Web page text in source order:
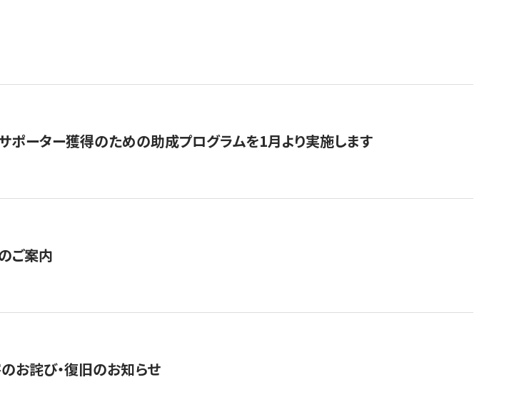
ポーター獲得のための助成プログラムを1月より実施します
ご案内
お詫び・復旧のお知らせ